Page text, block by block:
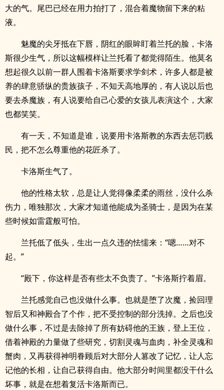
大的气。尾巴已经在用力拍打了，混合着魔物留下来的粘
液。
魅魔的尖牙抵在下唇，阴红的眼眸盯着兰托的脸，卡洛
斯很少生气，所以这幅模样让兰托看了都觉得陌生。他莫名
想起很久以前一群人围着卡洛斯要求学剑术，许多人都是被
养的肆意骄纵的贵族孩子，不知天高地厚的，有人说以后也
要去杀魔族，有人说要给自己心爱的女孩儿表演这个，大家
也都笑笑。
有一天，不知道是谁，说要用卡洛斯教的东西去惩罚贱
民，把不怎么尊重他的花匠杀了。
卡洛斯生气了。
他的性格太软，总是让人觉得像柔柔的雨丝，没什么杀
伤力，唯独那次，大家才知道他能成为圣骑士，是因为在某
些时候如雷霆般可怕。
兰托低了低头，生出一点久违的怯懦来：“嗯……对不
起。”
“殿下，你这样是否有些太不负责了。”卡洛斯拧着眉。
兰托感觉自己也没做什么事。也就是堕了次魔，捡回理
智后又和神殿合了个作，把不受控制的部分洗掉。之后也没
做什么事，不过是去除掉了所有妨碍他的王族，登上王位，
借着神殿的力量做了些研究，切割灵魂与血肉，补全灵魂和
蟹肉，又再获得神明眷顾后对大部分人篡改了记忆，让人忘
记他的长相，让自己获得自由。他大部分时间里都没干什么
坏事，就是在想着复活卡洛斯而已。